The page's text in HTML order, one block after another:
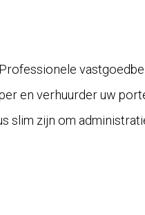
en verhuurder uw
slim zijn om